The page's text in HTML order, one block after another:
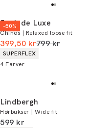
-50%
Junk de Luxe
Chinos | Relaxed loose fit
399,50 krI alt (uden
799 kr
Produkt egenskaber
SUPERFLEX
4 Farver
Lindbergh
Hørbukser | Wide fit
I alt (inkl. rabat)
599 kr